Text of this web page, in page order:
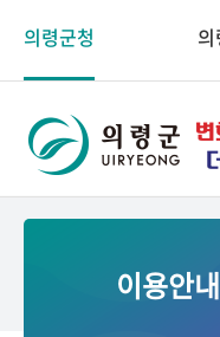
의령군청
이용안내